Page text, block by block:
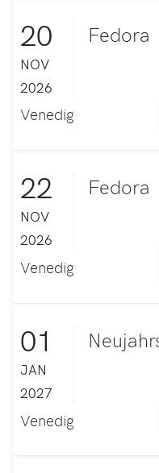
20
NOV
2026
Fedora
Venedig
22
NOV
2026
Fedora
Venedig
01
JAN
2027
Venedig